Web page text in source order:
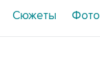
Сюжеты Фото